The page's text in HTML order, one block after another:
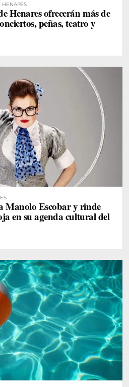
HENARES
Henares ofrecerán más de
peñas, teatro y
Manolo Escobar y rinde
en su agenda cultural del